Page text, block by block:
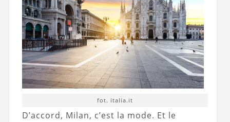
fot. italia.it
D’accord, Milan, c’est la mode. Et le